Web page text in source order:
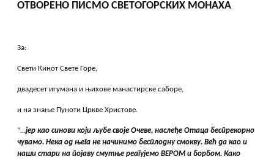
ОТВОРЕНО ПИСМО СВЕТОГОРСКИХ МОНАХА
За:
Свети Кинот Свете Горе,
двадесет игумана и њихове манастирске саборе,
и на знање Пуноти Цркве Христове.
”…јер као синови који љубе своје Очеве, наслеђе Отаца беспрекорно
чувамо. Нека од њега не начинимо бесплодну смокву. Већ да као и
наши стари на појаву смутње реагујемо ВЕРОМ и борбом. Како